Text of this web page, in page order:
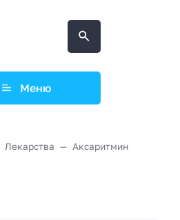
Меню
Лекарства Аксаритмин